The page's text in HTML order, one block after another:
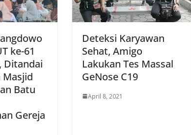
ke-61
Ditandai
Masjid
Batu
Gereja
Deteksi Karyawan
Sehat, Amigo
Lakukan Tes Massal
GeNose C19
April 8, 2021